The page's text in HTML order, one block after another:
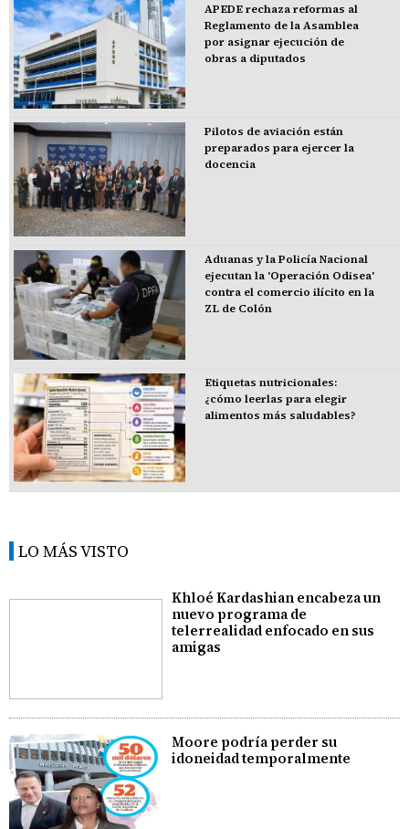
APEDE rechaza reformas al
Reglamento de la Asamblea
por asignar ejecución de
obras a diputados
Pilotos de aviación están
preparados para ejercer la
docencia
Aduanas y la Policía Nacional
ejecutan la 'Operación Odisea'
contra el comercio ilícito en la
ZL de Colón
Etiquetas nutricionales:
¿cómo leerlas para elegir
alimentos más saludables?
LO MÁS VISTO
Khloé Kardashian encabeza un
nuevo programa de
telerrealidad enfocado en sus
amigas
Moore podría perder su
idoneidad temporalmente